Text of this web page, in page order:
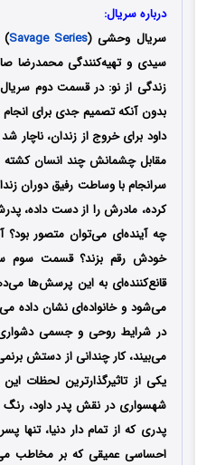
درباره سریال:
سریال وحشی (Savage Series
)
زندگی از نو: در قسمت دوم
بدون آنکه تصمیم جدی برای
داود برای خروج از زندان، ناچار
مقابل چشمانش چند انسان کشته
سرانجام با وساطت رفیق دوران
کرده، مادرش را از دست داده،
چه آینده‌ای می‌توان متصور بود؟
خودش رقم بزند؟ قسمت سوم
قانع‌کننده‌ای به این پرسش‌ها
می‌شود و خانواده‌ای نشان داده
در شرایط روحی و جسمی
می‌بیند، کار چندانی از دستش
یکی از تاثیرگذارترین لحظات
شهسواری در نقش پدر داود،
پدری که از تمام دار دنیا، تنها
احساسی عمیقی که بر مخاطب